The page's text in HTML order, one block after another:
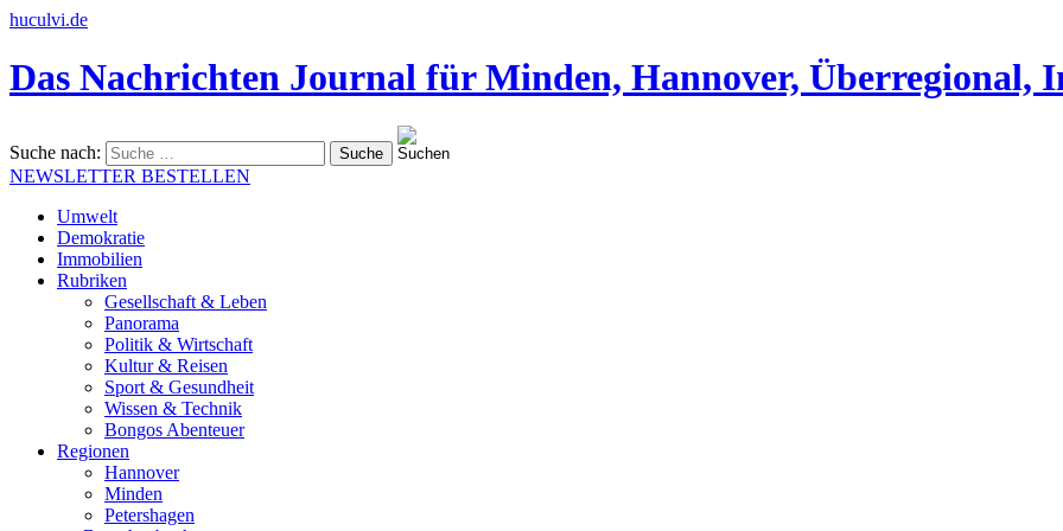
huculvi.de
Das Nachrichten Journal für Minden, Hannover, Überregional,
Suche nach:
NEWSLETTER BESTELLEN
Umwelt
Demokratie
Immobilien
Rubriken
Gesellschaft & Leben
Panorama
Politik & Wirtschaft
Kultur & Reisen
Sport & Gesundheit
Wissen & Technik
Bongos Abenteuer
Regionen
Hannover
Minden
Petershagen